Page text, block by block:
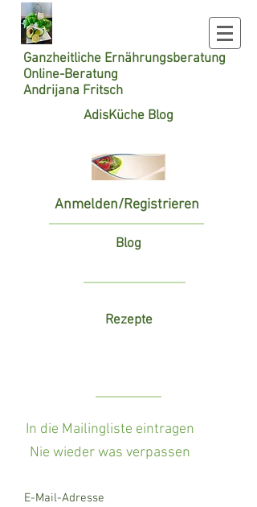
Ganzheitliche Ernährungsberatung
Online-Beratung
Andrijana Fritsch
AdisKüche Blog
Anmelden/Registrieren
Blog
Rezepte
In die Mailingliste eintragen
Nie wieder was verpassen